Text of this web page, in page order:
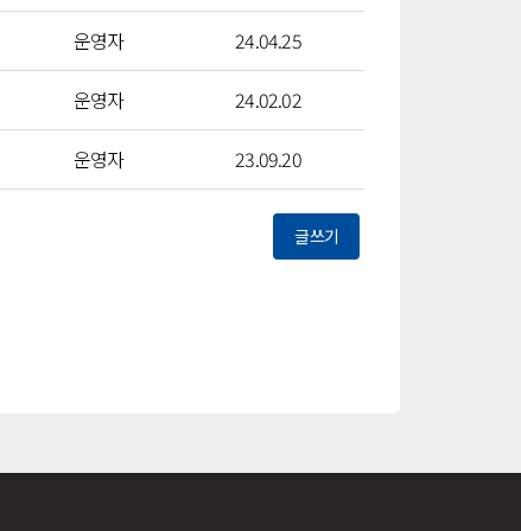
운영자 24.04.25
운영자 24.02.02
운영자 23.09.20
글쓰기